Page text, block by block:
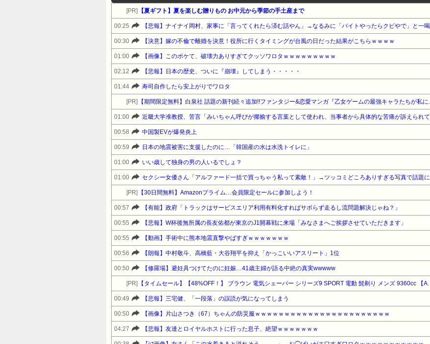
[PR] 【夏ギフト】夏を楽しむ贈りもの お中元から季節の手土産まで
00:25
00:30 【決意】嫁の不倫で離婚を決意！役所に行くタイミングが台風の日だった結果がこちらｗｗｗｗ
01:00 【画像】このボケて、破壊力ありすぎてクッソワロタｗｗｗｗｗｗｗｗｗ
02:12 【悲報】日本の歴史、ついに『崩壊』してしまう・・・・・
01:44 寿司自作したら安上がりでワロタ
[PR]
01:00
00:58 中国製EVが爆発炎上
00:59 日本の地震被害に支援したのに…「韓国産の水は水洗トイレに」
01:00 いい歳して独身の男の人いるでしょ？
01:00 セクシー女優さん「アルファード一括で買っちゃう私って素敵！」→ツッコミどころありすぎる写真で話題に
[PR] 【30日間無料】Amazonプライム…会員限定セールに参加しよう！
00:57 【有能】政府「トラックはサービスエリア利用有料化すればサボらず走るし流問題解決じゃね？」
00:55 【悲報】W杯後無所属の長友佑都が東京のJ1開幕戦に来場「みなさまへご挨拶させていただきます」
00:55 【動画】手術中に熊本地震直撃やばすぎｗｗｗｗｗｗｗ
00:56 【朗報】中村敬斗、高橋藍・大谷翔平を抑え「かっこいいアスリート」1位
00:50 【修羅場】避妊具つけてたのに妊娠…41歳主婦が語る中絶の真実wwwww
[PR]
00:49 【悲報】三宅健、「一段落」の誤読が気になってしまう
00:50 【画像】片山さつき（67）ちゃんの防災服ｗｗｗｗｗｗｗｗｗｗｗｗｗｗｗｗｗｗｗｗｗｗｗ
04:27 【悲報】友達とロイヤルホストに行った息子、絶望ｗｗｗｗｗｗｗ